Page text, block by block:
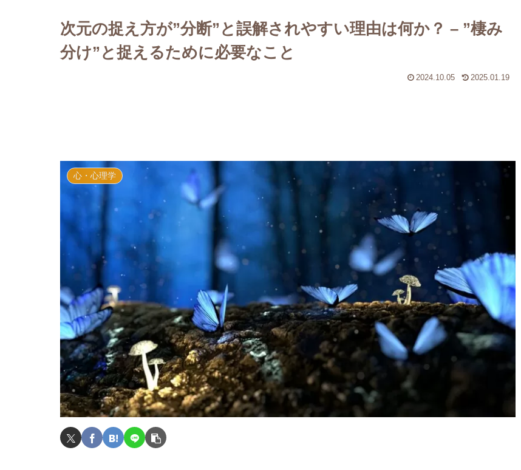
次元の捉え方が”分断”と誤解されやすい理由は何か？ – ”棲み
分け”と捉えるために必要なこと
2024.10.05 2025.01.19
心・心理学